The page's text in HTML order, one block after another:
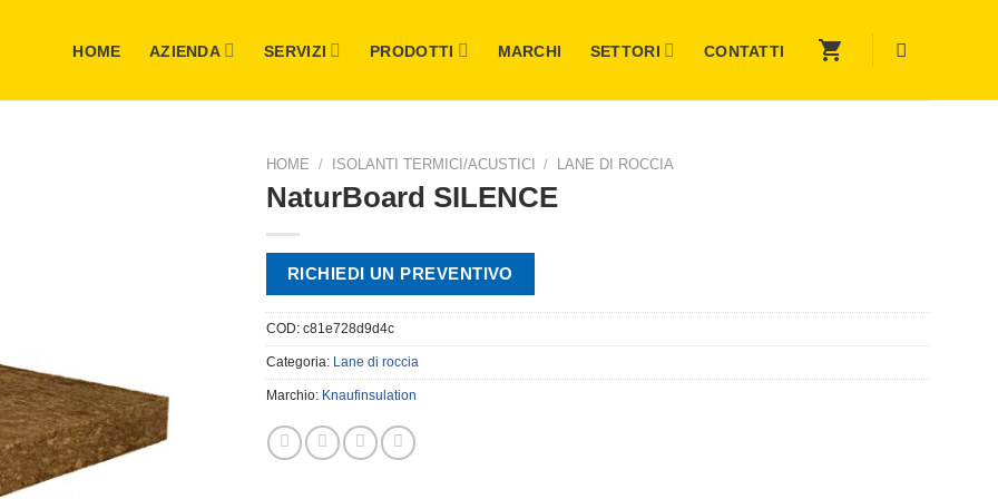
HOME AZIENDA SERVIZI PRODOTTI MARCHI SETTORI CONTATTI
HOME / ISOLANTI TERMICI/ACUSTICI / LANE DI ROCCIA
NaturBoard SILENCE
RICHIEDI UN PREVENTIVO
COD: c81e728d9d4c
Categoria: Lane di roccia
Marchio: Knaufinsulation